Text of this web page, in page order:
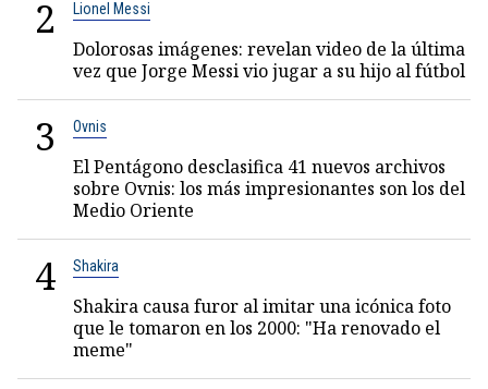
2 Lionel Messi
Dolorosas imágenes: revelan video de la última
vez que Jorge Messi vio jugar a su hijo al fútbol
3 Ovnis
El Pentágono desclasifica 41 nuevos archivos
sobre Ovnis: los más impresionantes son los del
Medio Oriente
4 Shakira
Shakira causa furor al imitar una icónica foto
que le tomaron en los 2000: "Ha renovado el
meme"